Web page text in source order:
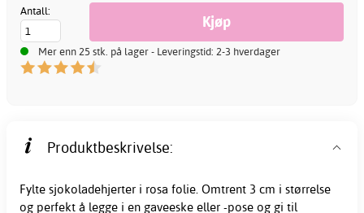
Antall:
Mer enn 25 stk. på lager - Leveringstid: 2-3 hverdager
Produktbeskrivelse:
Fylte sjokoladehjerter i rosa folie. Omtrent 3 cm i størrelse
og perfekt å legge i en gaveeske eller -pose og gi til